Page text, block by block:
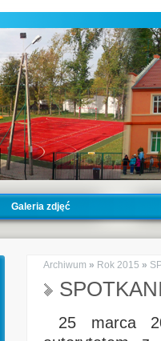
Galeria zdjęć
Archiwum » Rok 2015 »
25 marca